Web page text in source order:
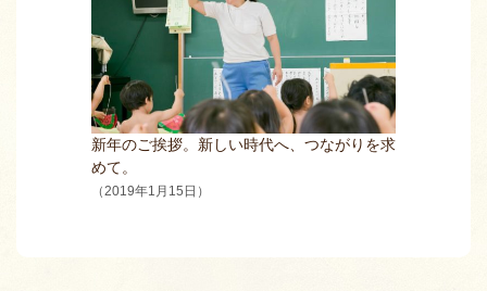
新年のご挨拶。新しい時代へ、つながりを求
めて。
（2019年1月15日）